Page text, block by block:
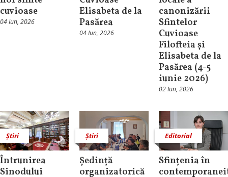
cuvioase
04 Iun, 2026
Elisabeta de la
Pasărea
04 Iun, 2026
canonizării
Sfintelor
Cuvioase
Filofteia și
Elisabeta de la
Pasărea (4-5
iunie 2026)
02 Iun, 2026
Știri
Întrunirea
Sinodului
Știri
Ședință
organizatorică
Editorial
Sfințenia în